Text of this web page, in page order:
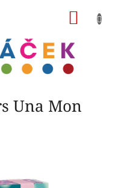
Una Mon